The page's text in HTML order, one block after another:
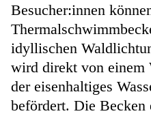
Besucher:innen
idyllischen
wird direkt von einem
der eisenhaltiges
befördert. Die Becken